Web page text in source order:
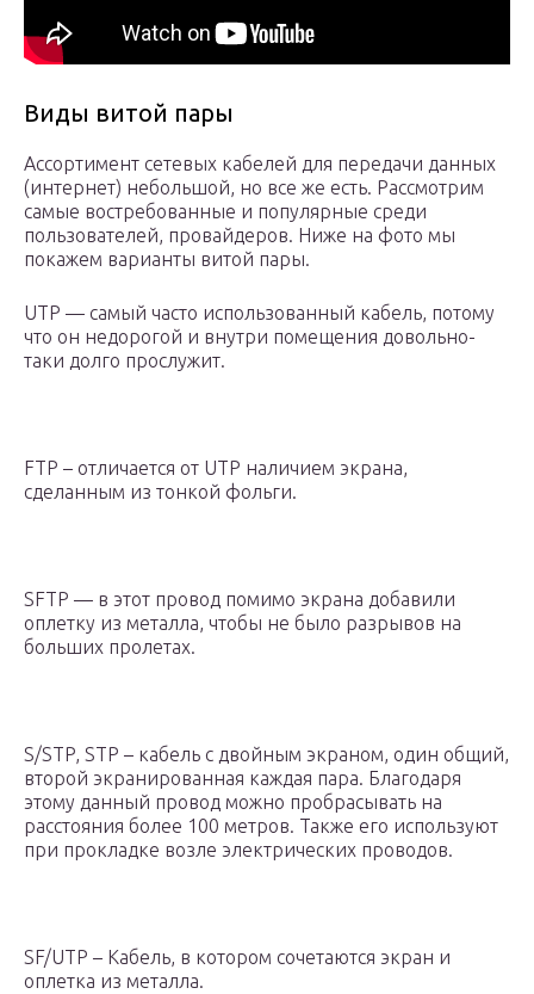
Виды витой пары
Ассортимент сетевых кабелей для передачи данных
(интернет) небольшой, но все же есть. Рассмотрим
самые востребованные и популярные среди
пользователей, провайдеров. Ниже на фото мы
покажем варианты витой пары.
UTP — самый часто использованный кабель, потому
что он недорогой и внутри помещения довольно-
таки долго прослужит.
FTP – отличается от UTP наличием экрана,
сделанным из тонкой фольги.
SFTP — в этот провод помимо экрана добавили
оплетку из металла, чтобы не было разрывов на
больших пролетах.
S/STP, STP – кабель с двойным экраном, один общий,
второй экранированная каждая пара. Благодаря
этому данный провод можно пробрасывать на
расстояния более 100 метров. Также его используют
при прокладке возле электрических проводов.
SF/UTP – Кабель, в котором сочетаются экран и
оплетка из металла.